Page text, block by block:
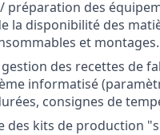
préparation des
la disponibilité des
et montages.
des recettes de
informatisé
consignes de
des kits de production